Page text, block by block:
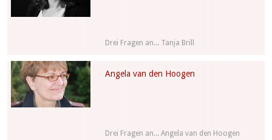
Drei Fragen an... Tanja Brill
Angela van den Hoogen
Drei Fragen an... Angela van den Hoogen